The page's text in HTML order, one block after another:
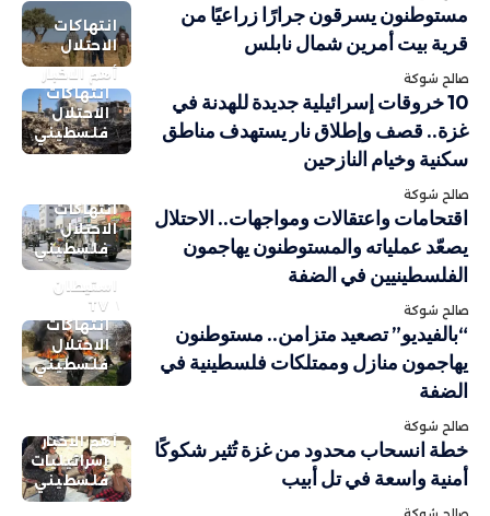
انتهاكات
الاحتلال
مستوطنون يسرقون جرارًا زراعيًا من
قرية بيت أمرين شمال نابلس
صالح شوكة
أهم الاخبار
انتهاكات
الاحتلال
فلسطيني
10 خروقات إسرائيلية جديدة للهدنة في
غزة.. قصف وإطلاق نار يستهدف مناطق
سكنية وخيام النازحين
صالح شوكة
انتهاكات
الاحتلال
فلسطيني
اقتحامات واعتقالات ومواجهات.. الاحتلال
يصعّد عملياته والمستوطنون يهاجمون
الفلسطينيين في الضفة
صالح شوكة
استيطان
TV
انتهاكات
الاحتلال
فلسطيني
“بالفيديو” تصعيد متزامن.. مستوطنون
يهاجمون منازل وممتلكات فلسطينية في
الضفة
صالح شوكة
أهم الاخبار
إسرائيليات
فلسطيني
خطة انسحاب محدود من غزة تُثير شكوكًا
أمنية واسعة في تل أبيب